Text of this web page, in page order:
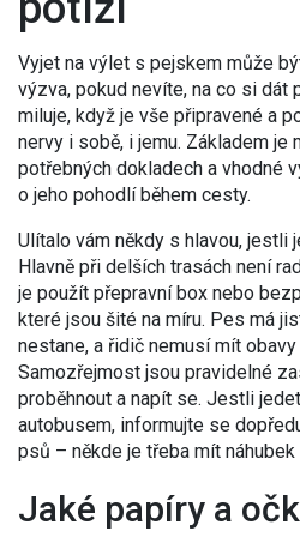
Vyjet na výlet s pejskem může
výzva, pokud nevíte, na co si dát
miluje, když je vše připravené a
nervy i sobě, i jemu. Základem je
potřebných dokladech a vhodné
o jeho pohodlí během cesty.
Ulítalo vám někdy s hlavou, jestli
Hlavně při delších trasách není
je použít přepravní box nebo
které jsou šité na míru. Pes má
nestane, a řidič nemusí mít
Samozřejmost jsou pravidelné
proběhnout a napít se. Jestli
autobusem, informujte se
psů – někde je třeba mít
Jaké papíry a